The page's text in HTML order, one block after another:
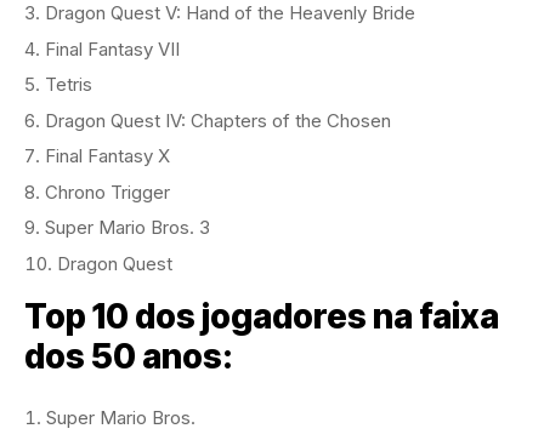
Dragon Quest V: Hand of the Heavenly Bride
Final Fantasy VII
Tetris
Dragon Quest IV: Chapters of the Chosen
Final Fantasy X
Chrono Trigger
Super Mario Bros. 3
Dragon Quest
Top 10 dos jogadores na faixa
dos 50 anos:
Super Mario Bros.